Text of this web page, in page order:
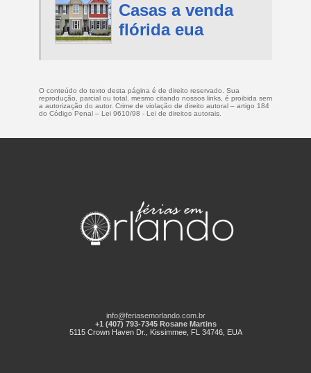
Casas a venda
flórida eua
O conteúdo do texto desta página é de direito reservado. Sua
reprodução, parcial ou total, mesmo citando nossos links, é proibida sem
a autorização do autor. Crime de violação de direito autoral – artigo 184
do Código Penal – Lei 9610/98 - Lei de direitos autorais
info@feriasemorlando.com.br
+1 (407) 793-7345 Rosane Martins
5115 Crown Haven Dr., Kissimmee, FL 34746, EUA